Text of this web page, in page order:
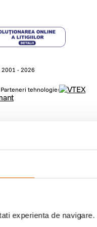
experienta de
- 2026
Parteneri tehnologie: